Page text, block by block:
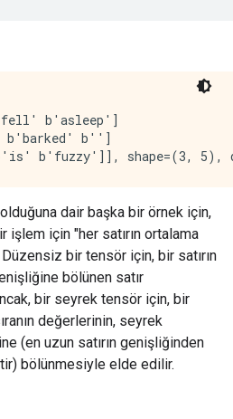
b'asleep']
b'']
dair başka bir örnek için,
işlem için "her satırın ortalama
Düzensiz bir tensör için, bir satırın
bölünen satır
bir seyrek tensör için, bir
değerlerinin, seyrek
(en uzun satırın genişliğinden
bölünmesiyle elde edilir.